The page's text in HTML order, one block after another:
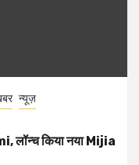
न्यूज़
लॉन्च किया नया Mijia